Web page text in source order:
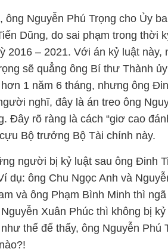
ông Nguyễn Phú Trọng cho Ủy
Dũng, do sai phạm trong thời
2016 – 2021. Với án kỷ luật này,
sẽ quẳng ông Bí thư Thành
1 năm 6 tháng, nhưng ông
nghĩ, đây là án treo ông
Đây rõ ràng là cách “giơ cao
Bộ trưởng Bộ Tài chính này.
người bị kỷ luật sau ông Đinh
dụ: ông Chu Ngọc Anh và
và ông Phạm Bình Minh thì
Xuân Phúc thì không bị
thế để thấy, ông Nguyễn Phú